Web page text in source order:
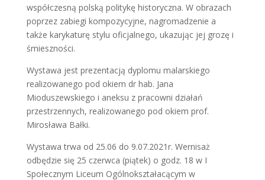
współczesną polską politykę historyczna. W obrazach
poprzez zabiegi kompozycyjne, nagromadzenie a
także karykaturę stylu oficjalnego, ukazując jej grozę i
śmieszności.
Wystawa jest prezentacją dyplomu malarskiego
realizowanego pod okiem dr hab. Jana
Mioduszewskiego i aneksu z pracowni działań
przestrzennych, realizowanego pod okiem prof.
Mirosława Bałki.
Wystawa trwa od 25.06 do 9.07.2021r. Wernisaż
odbędzie się 25 czerwca (piątek) o godz. 18 w I
Społecznym Liceum Ogólnokształacącym w